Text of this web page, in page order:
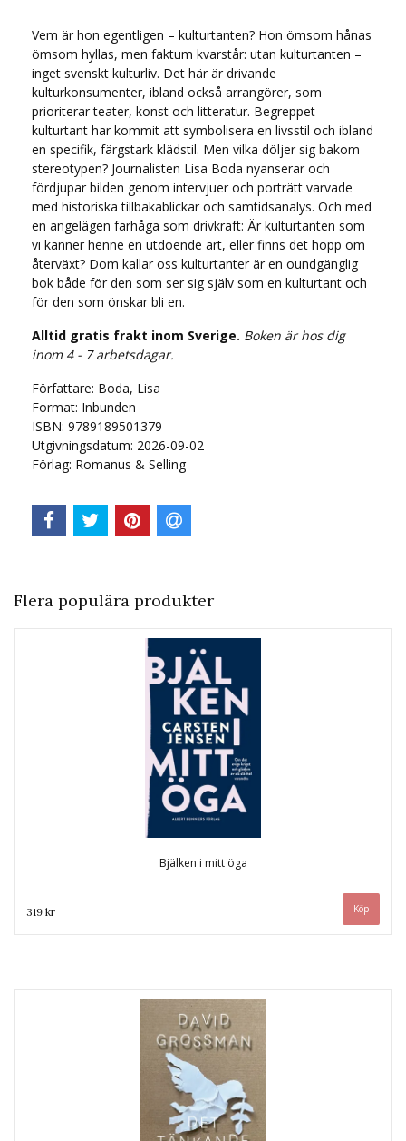
Vem är hon egentligen – kulturtanten? Hon ömsom hånas
ömsom hyllas, men faktum kvarstår: utan kulturtanten –
inget svenskt kulturliv. Det här är drivande
kulturkonsumenter, ibland också arrangörer, som
prioriterar teater, konst och litteratur. Begreppet
kulturtant har kommit att symbolisera en livsstil och ibland
en specifik, färgstark klädstil. Men vilka döljer sig bakom
stereotypen? Journalisten Lisa Boda nyanserar och
fördjupar bilden genom intervjuer och porträtt varvade
med historiska tillbakablickar och samtidsanalys. Och med
en angelägen farhåga som drivkraft: Är kulturtanten som
vi känner henne en utdöende art, eller finns det hopp om
återväxt? Dom kallar oss kulturtanter är en oundgänglig
bok både för den som ser sig själv som en kulturtant och
för den som önskar bli en.
Alltid gratis frakt inom Sverige. Boken är hos dig
inom 4 - 7 arbetsdagar.
Författare: Boda, Lisa
Format: Inbunden
ISBN: 9789189501379
Utgivningsdatum: 2026-09-02
Förlag: Romanus & Selling
Flera populära produkter
Bjälken i mitt öga
319 kr